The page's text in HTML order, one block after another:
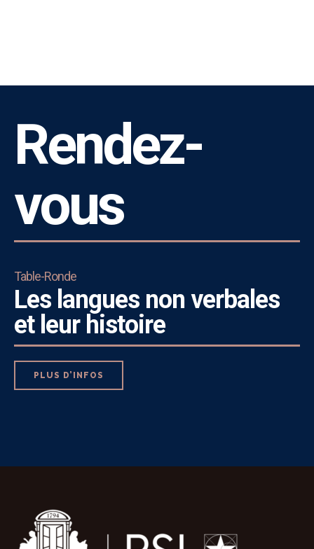
Rendez-
vous
Table-Ronde
Les langues non verbales
et leur histoire
PLUS D’INFOS